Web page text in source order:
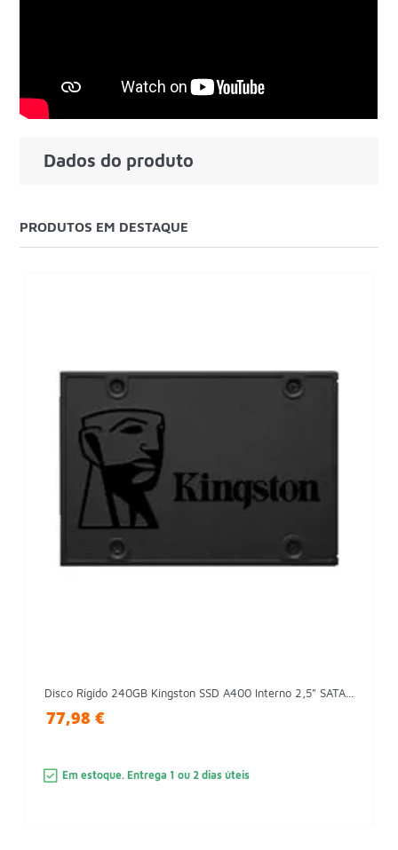
Dados do produto
PRODUTOS EM DESTAQUE
Disco Rígido 240GB Kingston SSD A400 Interno 2,5" SATA...
77,98 €
Em estoque. Entrega 1 ou 2 dias úteis